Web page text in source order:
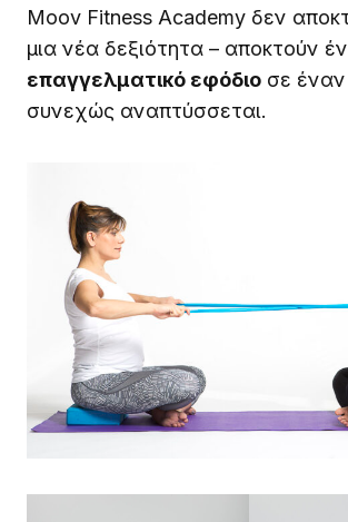
Moov Fitness Academy δεν
μια νέα δεξιότητα – αποκτούν
επαγγελματικό εφόδιο σε
συνεχώς αναπτύσσεται.